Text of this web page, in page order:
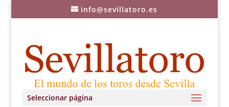
info@sevillatoro.es
Seleccionar página